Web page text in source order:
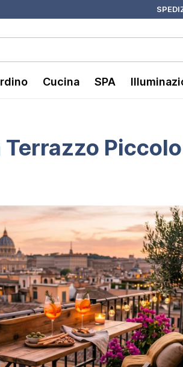
Cucina SPA